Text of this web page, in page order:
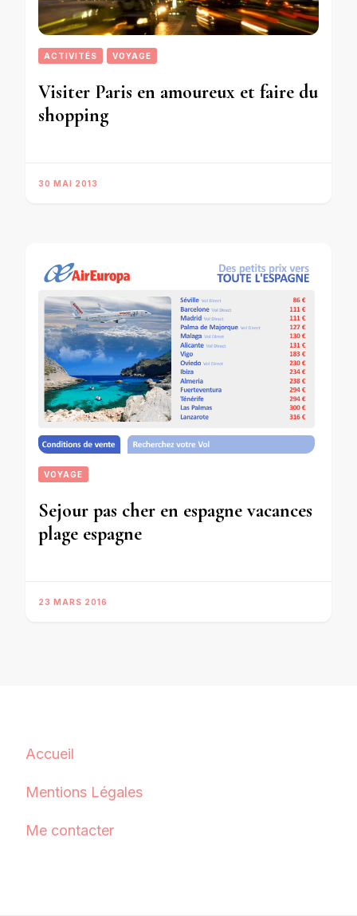
ACTIVITÉS VOYAGE
Visiter Paris en amoureux et faire du
shopping
30 MAI 2013
VOYAGE
Sejour pas cher en espagne vacances
plage espagne
23 MARS 2016
Accueil
Mentions Légales
Me contacter